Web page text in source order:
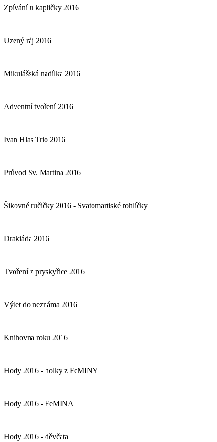
Zpívání u kapličky 2016
Uzený ráj 2016
Mikulášská nadílka 2016
Adventní tvoření 2016
Ivan Hlas Trio 2016
Průvod Sv. Martina 2016
Šikovné ručičky 2016 - Svatomartiské rohlíčky
Drakiáda 2016
Tvoření z pryskyřice 2016
Výlet do neznáma 2016
Knihovna roku 2016
Hody 2016 - holky z FeMINY
Hody 2016 - FeMINA
Hody 2016 - děvčata